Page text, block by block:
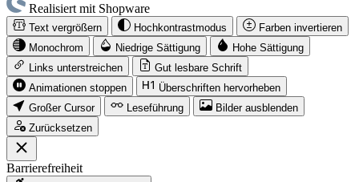
Realisiert mit Shopware
Text vergrößern Hochkontrastmodus
Farben invertieren
Monochrom
Niedrige Sättigung
Hohe Sättigung
Links unterstreichen
Gut lesbare Schrift
Animationen stoppen
Überschriften hervorheben
Großer Cursor
Leseführung
Bilder ausblenden
Zurücksetzen
Barrierefreiheit